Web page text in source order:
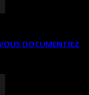
DOCUMENTIEZ